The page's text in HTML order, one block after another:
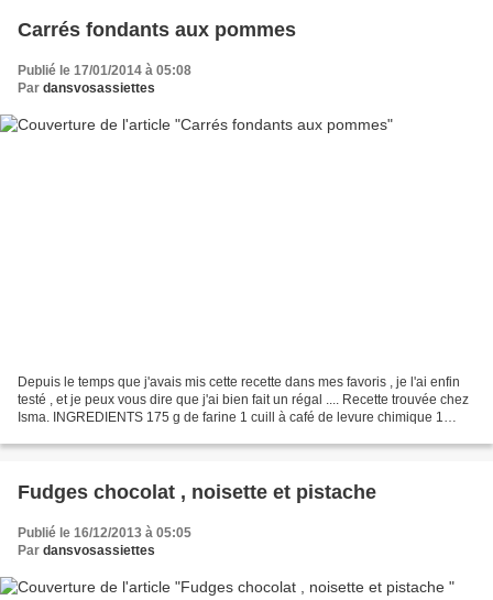
Carrés fondants aux pommes
Publié le 17/01/2014 à 05:08
Par dansvosassiettes
Depuis le temps que j'avais mis cette recette dans mes favoris , je l'ai enfin
testé , et je peux vous dire que j'ai bien fait un régal .... Recette trouvée chez
Isma. INGREDIENTS 175 g de farine 1 cuill à café de levure chimique 1
Fudges chocolat , noisette et pistache
Publié le 16/12/2013 à 05:05
Par dansvosassiettes